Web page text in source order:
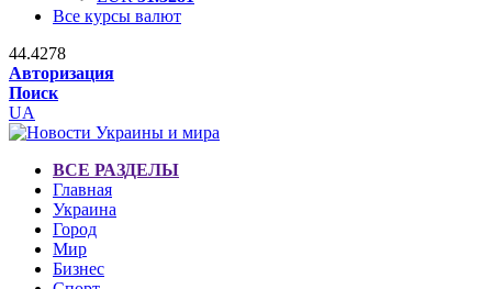
Все курсы валют
44.4278
Авторизация
Поиск
UA
ВСЕ РАЗДЕЛЫ
Главная
Украина
Город
Мир
Бизнес